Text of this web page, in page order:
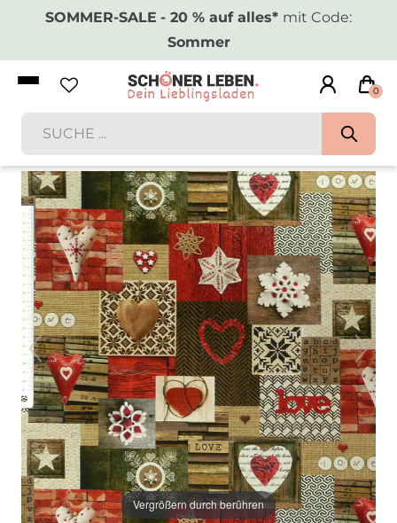
SOMMER-SALE - 20 % auf alles* mit Code:
Sommer
0
Vergrößern durch berühren